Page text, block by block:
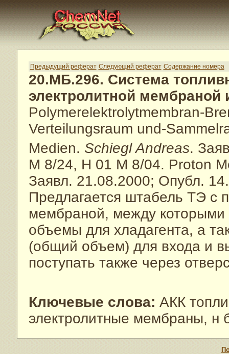
Предыдущий реферат Следующий реферат Содержание номера
20.МБ.296. Система
электролитной мембраной
Polymerelektrolytmembran-
Verteilungsraum und-
Medien. Schiegl Andreas.
M 8/24, H 01 M 8/04. Proton
Заявл. 21.08.2000; Опубл.
Предлагается штабель ТЭ с
мембраной, между
объемы для хладагента, а
(общий объем) для входа и
поступать также через
Ключевые слова: АКК
электролитные мембраны, н